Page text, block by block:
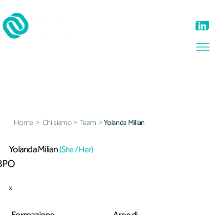
Home > Chi siamo> Team >Yolanda Milian
Yolanda Milian (She / Her)
x